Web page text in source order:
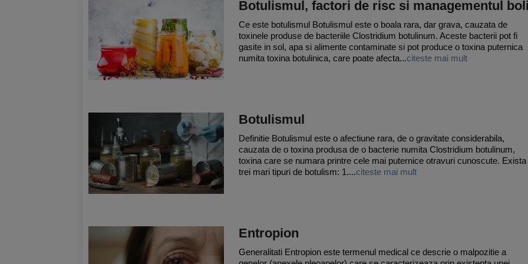
Botulismul, factori de risc si managementul
Ce este botulismul Botulismul este o boala rara, dar grava, cauzata de
toxinele produse de bacteriile Clostridium botulinum. Aceste bacterii pot fi
gasite in sol, apa si alimente contaminate si pot produce o toxina puternica
numita toxina botulinica, care poate afecta...citeste mai mult
Botulismul
Definitie Botulismul este o afectiune rara, de o gravitate considerabila,
cauzata de o toxina produsa de o bacterie numita Clostridium botulinum,
toxina care se numara printre cele mai puternice otravuri cunoscute. Exista
trei mari tipuri de botulism: 1....citeste mai mult
Entropion
Generalitati Entropion este termenul medical ce descrie o malpozitie a